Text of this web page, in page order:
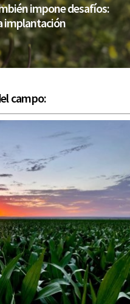
impone desafíos:
implantación
campo: